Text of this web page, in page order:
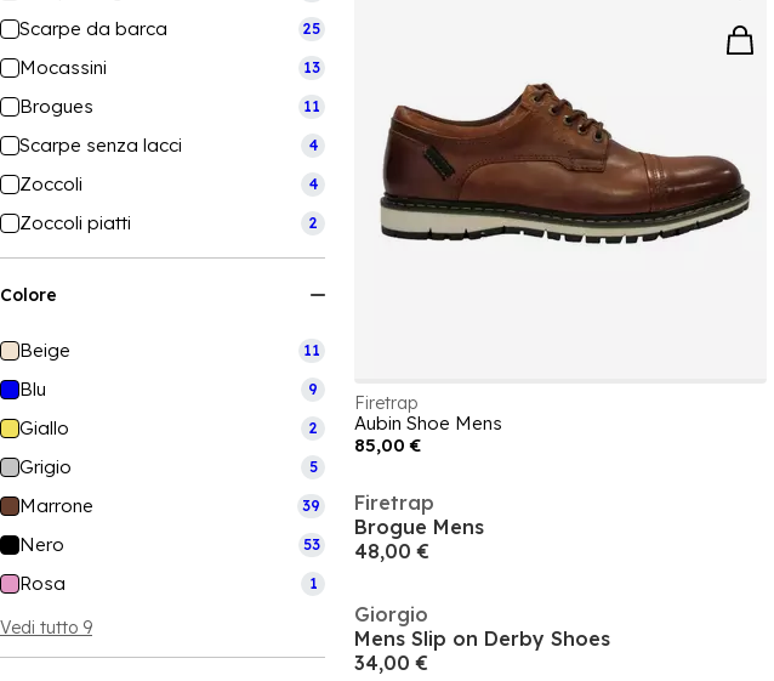
Scarpe da barca 25
Mocassini 13
Brogues 11
Scarpe senza lacci 4
Zoccoli 4
Zoccoli piatti 2
Colore
Beige 11
Blu 9
Giallo 2
Grigio 5
Marrone 39
Nero 53
Rosa 1
Vedi tutto 9
Firetrap
Aubin Shoe Mens
85,00 €
Firetrap
Brogue Mens
48,00 €
Giorgio
Mens Slip on Derby Shoes
34,00 €